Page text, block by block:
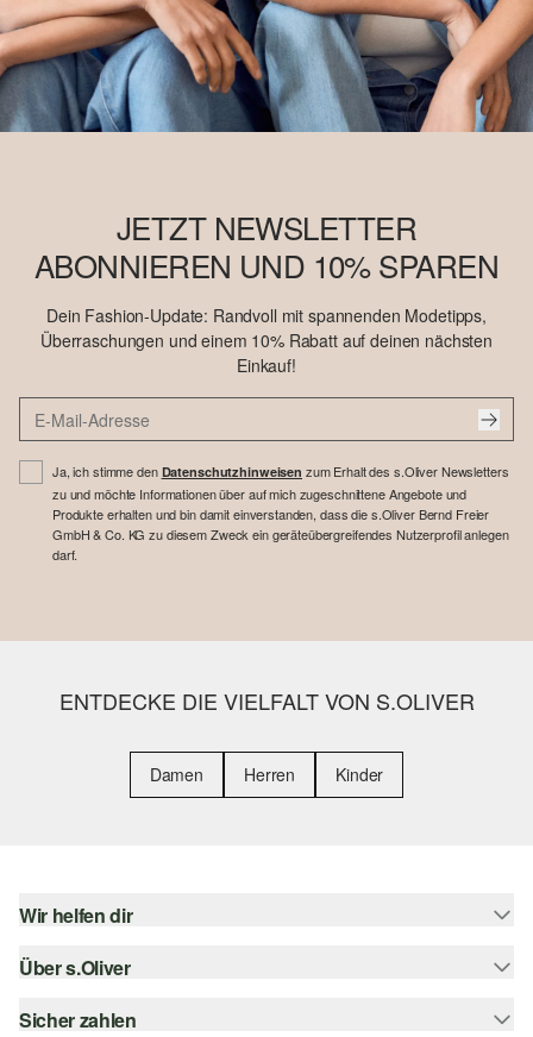
JETZT NEWSLETTER
ABONNIEREN UND 10% SPAREN
Dein Fashion-Update: Randvoll mit spannenden Modetipps,
Überraschungen und einem 10% Rabatt auf deinen nächsten
Einkauf!
Ja, ich stimme den Datenschutzhinweisen zum Erhalt des s.Oliver Newsletters
zu und möchte Informationen über auf mich zugeschnittene Angebote und
Produkte erhalten und bin damit einverstanden, dass die s.Oliver Bernd Freier
GmbH & Co. KG zu diesem Zweck ein geräteübergreifendes Nutzerprofil anlegen
darf.
ENTDECKE DIE VIELFALT VON S.OLIVER
Damen Herren Kinder
Wir helfen dir
Hilfe & FAQ
Größenberatung
Über s.Oliver
Newsletter
Sicher zahlen